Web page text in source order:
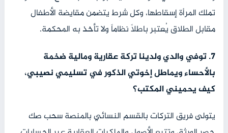
تملك المرأة إسقاطها، وكل شرط يتضمن مقايضة الأطفال
مقابل الطلاق يُعتبر باطلاً نظاماً ولا تأخذ به المحكمة.
7. توفي والدي ولدينا تركة عقارية ومالية ضخمة
بالأحساء ويماطل إخوتي الذكور في تسليمي نصيبي،
كيف يحميني المكتب؟
يتولى فريق التركات بالقسم النسائي بالمنصة سحب صك